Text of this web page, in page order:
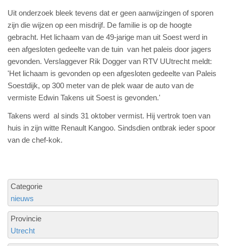
Uit onderzoek bleek tevens dat er geen aanwijzingen of sporen
zijn die wijzen op een misdrijf. De familie is op de hoogte
gebracht. Het lichaam van de 49-jarige man uit Soest werd in
een afgesloten gedeelte van de tuin van het paleis door jagers
gevonden. Verslaggever Rik Dogger van RTV UUtrecht meldt:
'Het lichaam is gevonden op een afgesloten gedeelte van Paleis
Soestdijk, op 300 meter van de plek waar de auto van de
vermiste Edwin Takens uit Soest is gevonden.'
Takens werd al sinds 31 oktober vermist. Hij vertrok toen van
huis in zijn witte Renault Kangoo. Sindsdien ontbrak ieder spoor
van de chef-kok.
Categorie
nieuws
Provincie
Utrecht